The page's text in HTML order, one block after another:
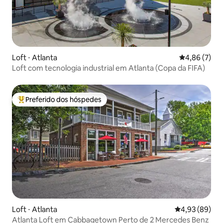
Loft ⋅ Atlanta 4,86 de uma
4,86 (7)
Loft com tecnologia industrial em Atlanta (Copa da FIFA)
Entre os melhores preferidos dos hóspedes
Preferido dos hóspedes
Loft ⋅ Atlanta 4,93 de uma
4,93 (89)
Atlanta Loft em Cabbagetown Perto de 2 Mercedes Benz